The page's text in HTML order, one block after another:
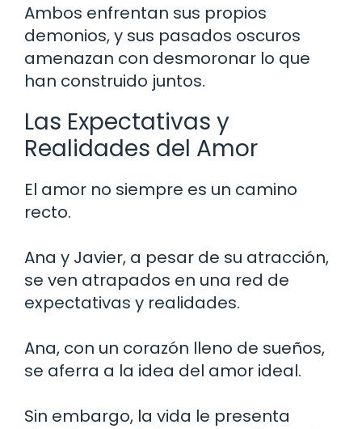
Ambos enfrentan sus propios
demonios, y sus pasados oscuros
amenazan con desmoronar lo que
han construido juntos.
Las Expectativas y
Realidades del Amor
El amor no siempre es un camino
recto.
Ana y Javier, a pesar de su atracción,
se ven atrapados en una red de
expectativas y realidades.
Ana, con un corazón lleno de sueños,
se aferra a la idea del amor ideal.
Sin embargo, la vida le presenta